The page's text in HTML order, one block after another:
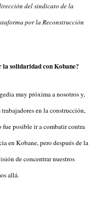
del sindicato de la
por la Reconstrucción
solidaridad con Kobane?
muy próxima a nosotros y,
en la construcción,
fue posible ir a combatir contra
en Kobane, pero después de la
de concentrar nuestros
allá.